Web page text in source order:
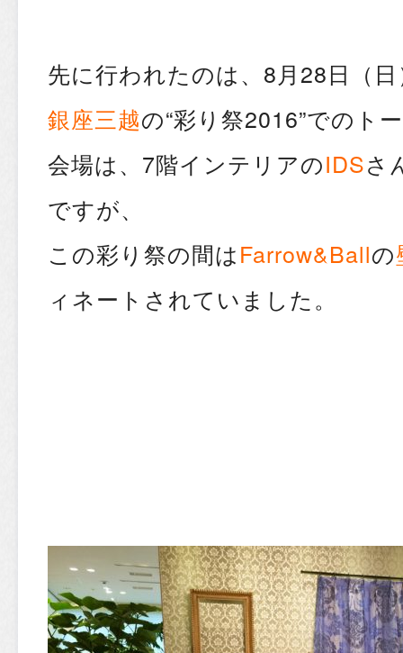
先に行われたのは、8月28日（
銀座三越の“彩り祭2016”でのト
会場は、7階インテリアのIDSさ
ですが、
この彩り祭の間はFarrow&Ballの
ィネートされていました。